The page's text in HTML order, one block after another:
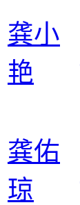
龚小
艳
龚佑
琼